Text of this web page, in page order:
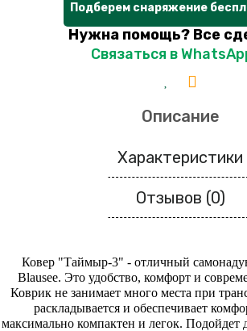
Подберем снаряжение
Нужна помощь? Все
Связаться в
Описание
Характеристики
Отзывов (0)
Ковер "Таймыр-3" - отличный
Blausee. Это удобство, комфорт и
Коврик не занимает много места при
раскладывается и обеспечивает
максимально компактен и легок. Подойдет